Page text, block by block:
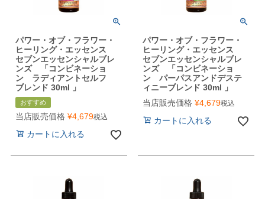
パワー・オブ・フラワー・
ヒーリング・エッセンス
セブンエッセンシャルブレ
ンズ 「コンビネーショ
ン ラディアントセルフ
ブレンド 30ml 」
おすすめ
当店販売価格 ¥4,679税込
カートに入れる
パワー・オブ・フラワー・
ヒーリング・エッセンス
セブンエッセンシャルブレ
ンズ 「コンビネーショ
ン パーパスアンドデステ
ィニーブレンド 30ml 」
当店販売価格 ¥4,679税込
カートに入れる